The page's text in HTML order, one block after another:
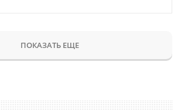
ПОКАЗАТЬ ЕЩЕ